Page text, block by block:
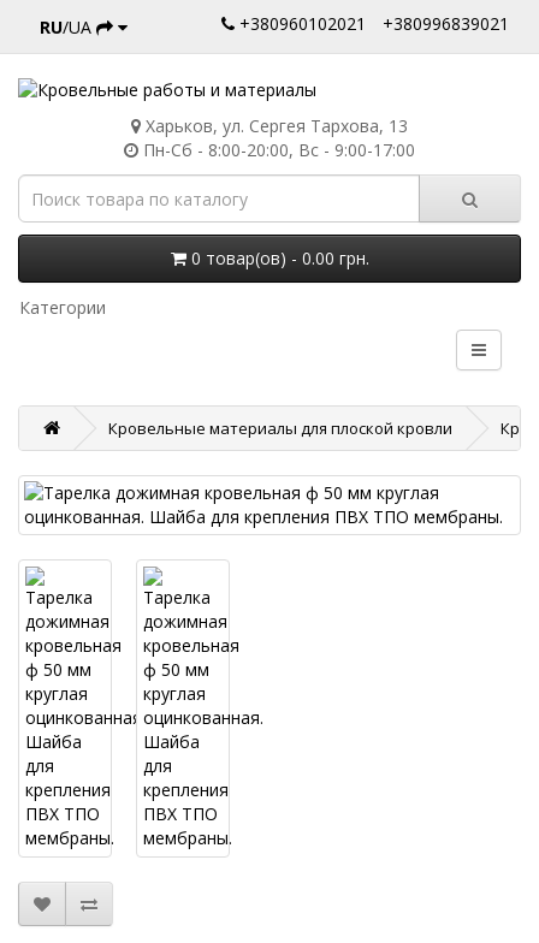
RU/UA +380960102021 +380996839021
Харьков, ул. Сергея Тархова, 13
Пн-Сб - 8:00-20:00, Вс - 9:00-17:00
0 товар(ов) - 0.00 грн.
Категории
Кровельные материалы для плоской кровли